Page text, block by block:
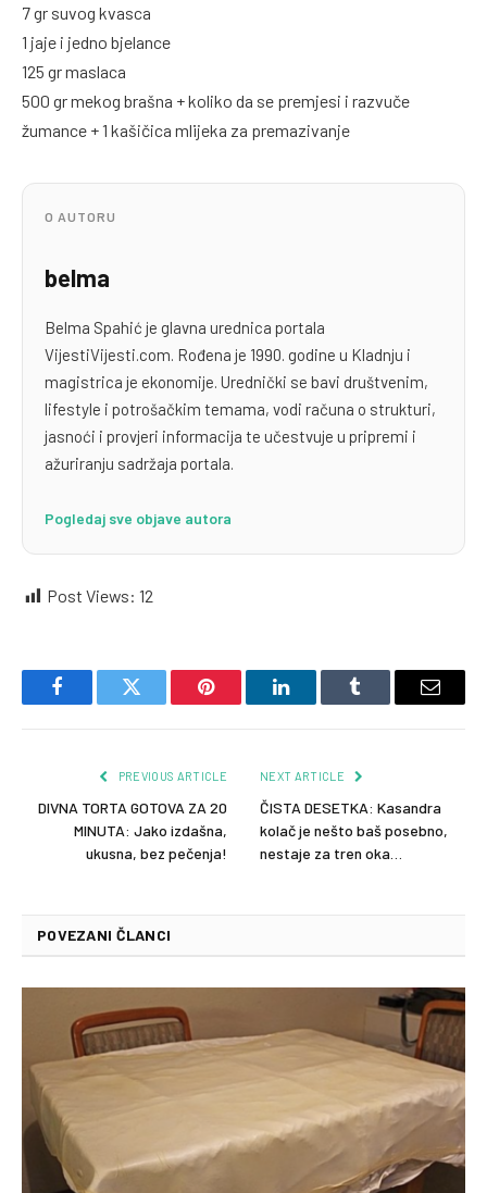
7 gr suvog kvasca
1 jaje i jedno bjelance
125 gr maslaca
500 gr mekog brašna + koliko da se premjesi i razvuče
žumance + 1 kašičica mlijeka za premazivanje
O AUTORU
belma
Belma Spahić je glavna urednica portala
VijestiVijesti.com. Rođena je 1990. godine u Kladnju i
magistrica je ekonomije. Urednički se bavi društvenim,
lifestyle i potrošačkim temama, vodi računa o strukturi,
jasnoći i provjeri informacija te učestvuje u pripremi i
ažuriranju sadržaja portala.
Pogledaj sve objave autora
Post Views: 12
FacebookTwitter Pinterest LinkedInTumblr Email
PREVIOUS ARTICLE
DIVNA TORTA GOTOVA ZA 20
MINUTA: Jako izdašna,
ukusna, bez pečenja!
NEXT ARTICLE
ČISTA DESETKA: Kasandra
kolač je nešto baš posebno,
nestaje za tren oka…
POVEZANI ČLANCI